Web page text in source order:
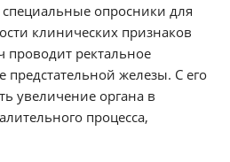
специальные опросники для
клинических признаков
проводит ректальное
предстательной железы. С его
увеличение органа в
процесса,